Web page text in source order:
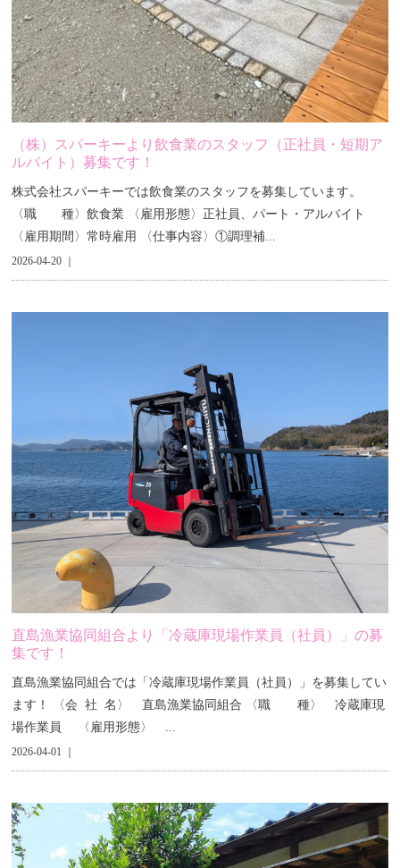
（株）スパーキーより飲食業のスタッフ（正社員・短期ア
ルバイト）募集です！
株式会社スパーキーでは飲食業のスタッフを募集しています。
〈職 種〉飲食業 〈雇用形態〉正社員、パート・アルバイト
〈雇用期間〉常時雇用 〈仕事内容〉①調理補...
2026-04-20 ｜
直島漁業協同組合より「冷蔵庫現場作業員（社員）」の募
集です！
直島漁業協同組合では「冷蔵庫現場作業員（社員）」を募集してい
ます！ 〈会 社 名〉 直島漁業協同組合 〈職 種〉 冷蔵庫現
場作業員 〈雇用形態〉 ...
2026-04-01 ｜